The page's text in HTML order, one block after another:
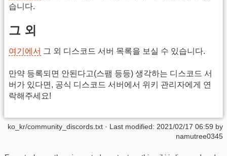
습니다.
그 외
여기에서 그 외 디스코드 서버 목록을 보실 수 있습니다.
만약 등록되면 안된다고(스팸 등등) 생각하는 디스코드 서
버가 있다면, 공식 디스코드 서버에서 위키 관리자에게 연
락해주세요!
ko_kr/community_discords.txt · Last modified: 2021/02/17 06:59 by
namutree0345